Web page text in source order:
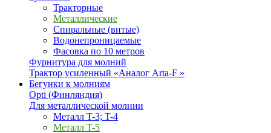
Тракторные
Металлические
Спиральные (витые)
Водонепроницаемые
Фасовка по 10 метров
Фурнитура для молний
Трактор усиленный «Аналог Arta-F »
Бегунки к молниям
Opti (Финляндия)
Для металлической молнии
Металл T-3; T-4
Металл T-5